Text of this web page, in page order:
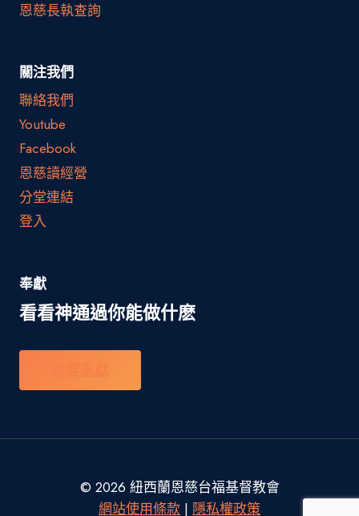
恩慈長執查詢
關注我們
聯絡我們
Youtube
Facebook
恩慈讀經營
分堂連結
登入
奉獻
看看神通過你能做什麽
© 2026 紐西蘭恩慈台福基督教會
網站使用條款 | 隱私權政策